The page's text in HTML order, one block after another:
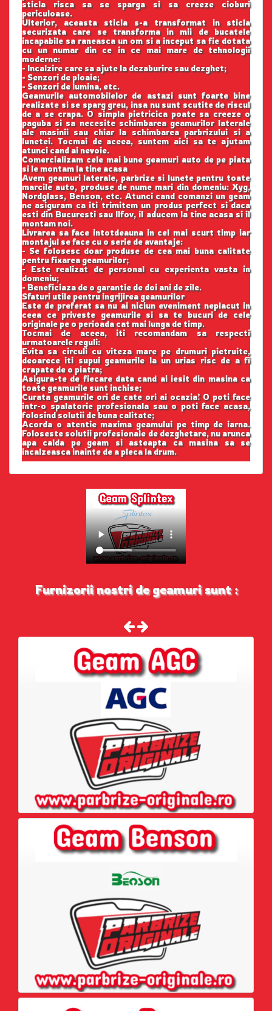
sticla risca sa se sparga si sa creeze cioburi
periculoase.
Ulterior, aceasta sticla s-a transformat in sticla
securizata care se transforma in mii de bucatele
incapabile sa raneasca un om si a inceput sa fie dotata
cu un numar din ce in ce mai mare de tehnologii
moderne:
- Incalzire care sa ajute la dezaburire sau dezghet;
- Senzori de ploaie;
- Senzori de lumina, etc.
Geamurile automobilelor de astazi sunt foarte bine
realizate si se sparg greu, insa nu sunt scutite de riscul
de a se crapa. O simpla pietricica poate sa creeze o
paguba si sa necesite schimbarea geamurilor laterale
ale masinii sau chiar la schimbarea parbrizului si a
lunetei. Tocmai de aceea, suntem aici sa te ajutam
atunci cand ai nevoie.
Comercializam cele mai bune geamuri auto de pe piata
si le montam la tine acasa
Avem geamuri laterale, parbrize si lunete pentru toate
marcile auto, produse de nume mari din domeniu: Xyg,
Nordglass, Benson, etc. Atunci cand comanzi un geam
ne asiguram ca iti trimitem un produs perfect si daca
esti din Bucuresti sau Ilfov, il aducem la tine acasa si il
montam noi.
Livrarea sa face intotdeauna in cel mai scurt timp iar
montajul se face cu o serie de avantaje:
- Se folosesc doar produse de cea mai buna calitate
pentru fixarea geamurilor;
- Este realizat de personal cu experienta vasta in
domeniu;
- Beneficiaza de o garantie de doi ani de zile.
Sfaturi utile pentru ingrijirea geamurilor
Este de preferat sa nu ai niciun eveniment neplacut in
ceea ce priveste geamurile si sa te bucuri de cele
originale pe o perioada cat mai lunga de timp.
Tocmai de aceea, iti recomandam sa respecti
urmatoarele reguli:
Evita sa circuli cu viteza mare pe drumuri pietruite,
deoarece iti supui geamurile la un urias risc de a fi
crapate de o piatra;
Asigura-te de fiecare data cand ai iesit din masina ca
toate geamurile sunt inchise;
Curata geamurile ori de cate ori ai ocazia! O poti face
intr-o spalatorie profesionala sau o poti face acasa,
folosind solutii de buna calitate;
Acorda o atentie maxima geamului pe timp de iarna.
Foloseste solutii profesionale de dezghetare, nu arunca
apa calda pe geam si asteapta ca masina sa se
incalzeasca inainte de a pleca la drum.
Furnizorii nostri de geamuri sunt :